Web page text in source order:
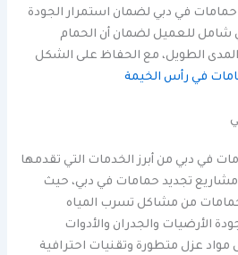
في دبي لضمان استمرار الجودة
شامل للعميل لضمان أن الحمام
الطويل، مع الحفاظ على الشكل
في رأس الخيمة
في دبي من أبرز الخدمات التي تقدمها
تجديد حمامات في دبي، حيث
من مشاكل تسرب المياه
الأرضيات والجدران والأدوات
عزل متطورة وتقنيات احترافية